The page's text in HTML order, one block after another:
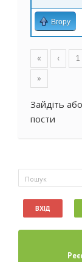
Вгору
« ‹ 1
»
Зайдіть або
пости
Пошук
ВХІД